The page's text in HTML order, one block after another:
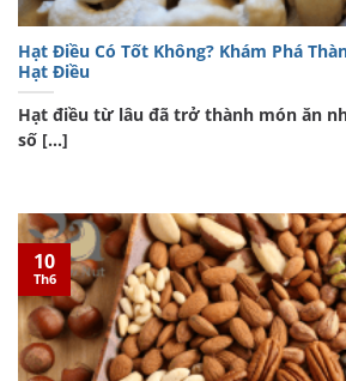
Hạt Điều Có Tốt Không? Khám Phá
Hạt Điều
Hạt điều từ lâu đã trở thành món ăn
số [...]
10
Th6